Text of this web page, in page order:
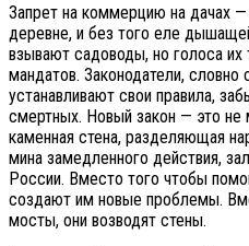
Запрет на коммерцию на дачах
деревне, и без того еле
взывают садоводы, но голоса их
мандатов. Законодатели,
устанавливают свои правила,
смертных. Новый закон — это
каменная стена, разделяющая
мина замедленного действия,
России. Вместо того чтобы
создают им новые проблемы.
мосты, они возводят стены.